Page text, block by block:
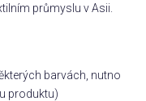
průmyslu v Asii.
barvách, nutno
produktu)